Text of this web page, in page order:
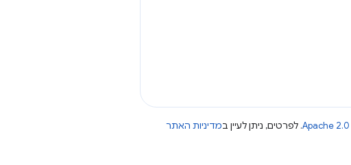
Apache 2.0. לפרטים, ניתן לעיין במדיניות האתר